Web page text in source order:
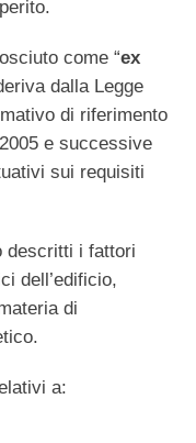
come “ex
dalla Legge
di riferimento
e successive
sui requisiti
descritti i fattori
dell’edificio,
di
a: